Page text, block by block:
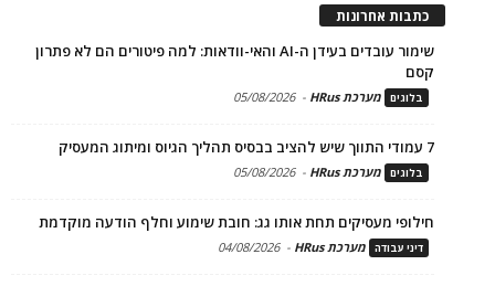
כתבות אחרונות
שימור עובדים בעידן ה-AI והאי-וודאות: למה פיטורים הם לא פתרון
קסם
בלוגים מערכת HRus -
05/08/2026
7 עמודי התווך שיש להציב בבסיס תהליך הגיוס ומיתוג המעסיק
בלוגים מערכת HRus -
05/08/2026
חילופי מעסיקים תחת אותו גג: חובת שימוע וחלף הודעה מוקדמת
דיני עבודה מערכת HRus -
04/08/2026